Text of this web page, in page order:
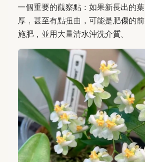
一個重要的觀察點：如果新長出的
厚，甚至有點扭曲，可能是肥傷的
施肥，並用大量清水沖洗介質。